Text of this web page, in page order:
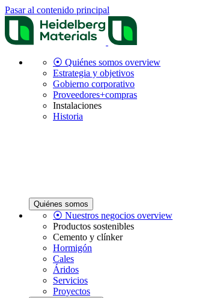
Pasar al contenido principal
⦿ Quiénes somos overview
Estrategia y objetivos
Gobierno corporativo
Proveedores+compras
Instalaciones
Historia
Quiénes somos
⦿ Nuestros negocios overview
Productos sostenibles
Cemento y clínker
Hormigón
Cales
Áridos
Servicios
Proyectos